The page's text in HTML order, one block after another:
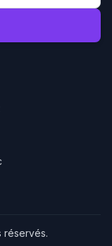
réservés.